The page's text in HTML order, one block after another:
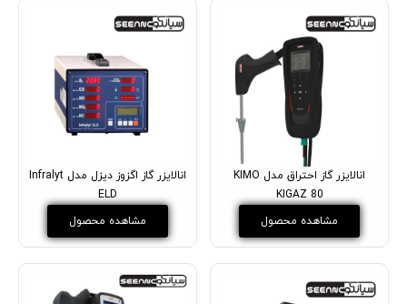
انالایزر گاز احتراق مدل KIMO
KIGAZ 80
مشاهده محصول
انالایزر گاز اگزوز دیزل مدل Infralyt
ELD
مشاهده محصول